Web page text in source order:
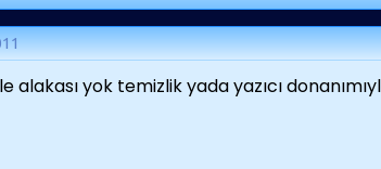
alakası yok temizlik yada yazıcı